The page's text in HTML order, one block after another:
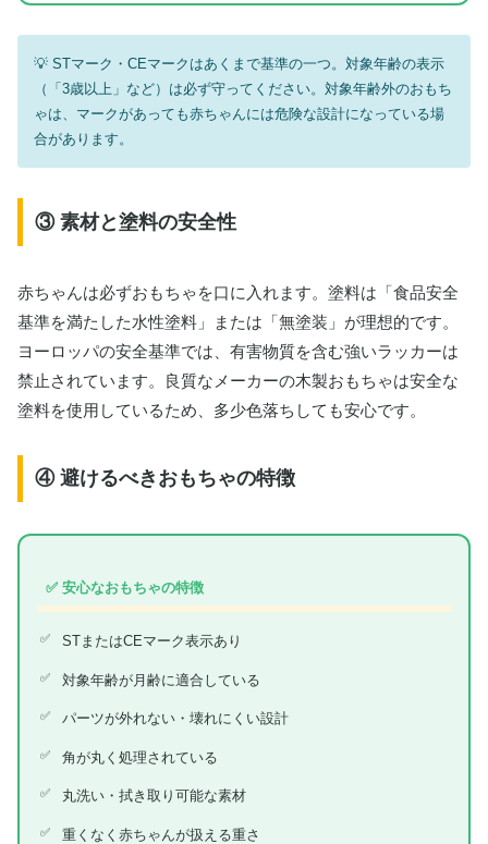
STマーク・CEマークはあくまで基準の一つ。対象年齢の表示
（「3歳以上」など）は必ず守ってください。対象年齢外のおもち
ゃは、マークがあっても赤ちゃんには危険な設計になっている場
合があります。
③ 素材と塗料の安全性
赤ちゃんは必ずおもちゃを口に入れます。塗料は「食品安全
基準を満たした水性塗料」または「無塗装」が理想的です。
ヨーロッパの安全基準では、有害物質を含む強いラッカーは
禁止されています。良質なメーカーの木製おもちゃは安全な
塗料を使用しているため、多少色落ちしても安心です。
④ 避けるべきおもちゃの特徴
✅ 安心なおもちゃの特徴
STまたはCEマーク表示あり
対象年齢が月齢に適合している
パーツが外れない・壊れにくい設計
角が丸く処理されている
丸洗い・拭き取り可能な素材
重くなく赤ちゃんが扱える重さ